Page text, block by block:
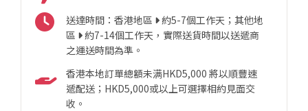
送達時間：香港地區
約5-7個工作天；其他地
區
約7-14個工作天，實際送貨時間以送遞商
之運送時間為準。
香港本地訂單總額未满HKD5,000 將以順豐速
遞配送；HKD5,000或以上可選擇相約見面交
收。